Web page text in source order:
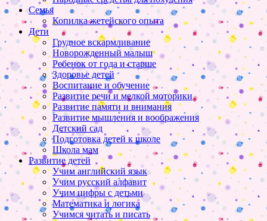
Семья
Копилка жетейского опыта
Дети
Грудное вскармливание
Новорожденный малыш
Ребенок от года и старше
Здоровье детей
Воспитание и обучение
Развитие речи и мелкой моторики
Развитие памяти и внимания
Развитие мышления и воображения
Детский сад
Подготовка детей к школе
Школа мам
Развитие детей
Учим английский язык
Учим русский алфавит
Учим цифры с детьми
Математика и логика
Учимся читать и писать